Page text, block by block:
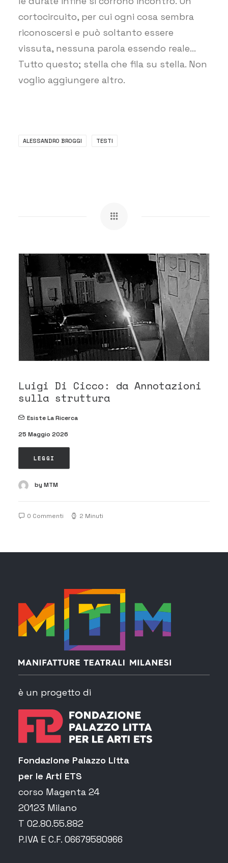
cortocircuito, per cui ogni cosa sembra
riconoscersi e può soltanto essere
vissuta, nessuna parola essendo reale…
Tutto questo; stella che fila su stella. Non
voglio aggiungere altro.
ALESSANDRO BROGGI TESTI
Luigi Di Cicco: da Annotazioni
sulla struttura
Esiste La Ricerca
25 Maggio 2026
LEGGI
by MTM
0 Commenti 2 Minuti
è un progetto di
Fondazione Palazzo Litta
per le Arti ETS
corso Magenta 24
20123 Milano
T 02.80.55.882
P.IVA E C.F. 06679580966